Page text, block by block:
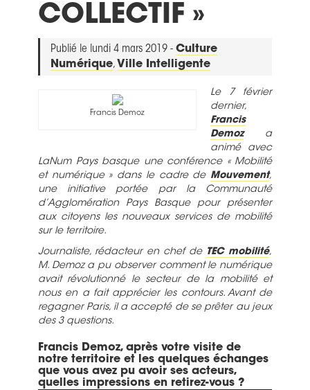
COLLECTIF »
Publié le lundi 4 mars 2019 - Culture
Numérique, Ville Intelligente
Francis Demoz
Le 7 février
dernier,
Francis
Demoza
animé avec
LaNum Pays basque une conférence « Mobilité
et numérique » dans le cadre de Mouvement,
une initiative portée par la Communauté
d’Agglomération Pays Basque pour présenter
aux citoyens les nouveaux services de mobilité
sur le territoire.
Journaliste, rédacteur en chef de TEC mobilité,
M. Demoz a pu observer comment le numérique
avait révolutionné le secteur de la mobilité et
nous en a fait apprécier les contours. Avant de
regagner Paris, il a accepté de se prêter au jeux
des 3 questions.
Francis Demoz, après votre visite de
notre territoire et les quelques échanges
que vous avez pu avoir ses acteurs,
quelles impressions en retirez-vous ?